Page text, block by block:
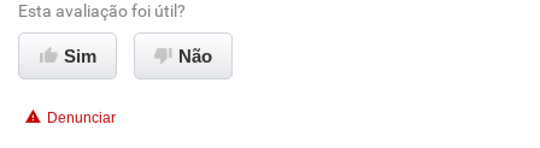
Ambiente de trabalho
Esta avaliação foi útil?
Sim Não
Denunciar